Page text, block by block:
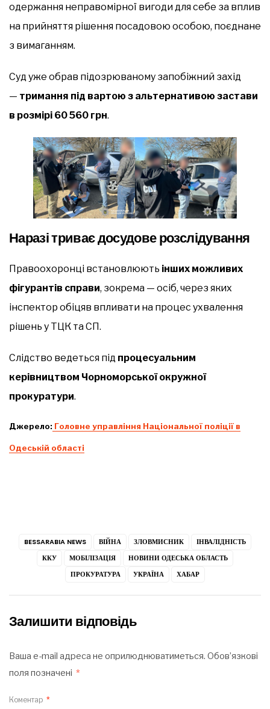
одержання неправомірної вигоди для себе за вплив
на прийняття рішення посадовою особою, поєднане
з вимаганням.
Суд уже обрав підозрюваному запобіжний захід
— тримання під вартою з альтернативою застави
в розмірі 60 560 грн.
Наразі триває досудове розслідування
Правоохоронці встановлюють інших можливих
фігурантів справи, зокрема — осіб, через яких
інспектор обіцяв впливати на процес ухвалення
рішень у ТЦК та СП.
Слідство ведеться під процесуальним
керівництвом Чорноморської окружної
прокуратури.
Джерело: Головне управління Національної поліції в
Одеській області
BESSARABIA NEWS ВІЙНА ЗЛОВМИСНИК
ІНВАЛІДНІСТЬ
ККУ
МОБІЛІЗАЦІЯ
НОВИНИ ОДЕСЬКА ОБЛАСТЬ
ПРОКУРАТУРА
УКРАЇНА ХАБАР
Залишити відповідь
Ваша e-mail адреса не оприлюднюватиметься. Обов’язкові
поля позначені *
Коментар *